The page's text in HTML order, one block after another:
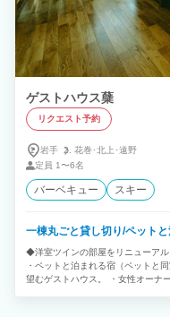
ゲストハウス蘖
リクエスト予約
岩手
花巻･北上･遠野
定員 1〜6名
バーベキュー スキー
一棟丸ごと貸し切り/ペット
◆洋室ツインの部屋をリニューア
・ペットと泊まれる宿（ペットと
望むゲストハウス。 ・女性オーナ